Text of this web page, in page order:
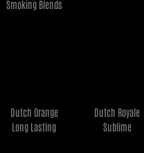
Smoking Blends
Dutch Orange
Long Lasting
€ 7,95
Ler mais
Dutch Royale
Sublime
€26,95
Ler mais